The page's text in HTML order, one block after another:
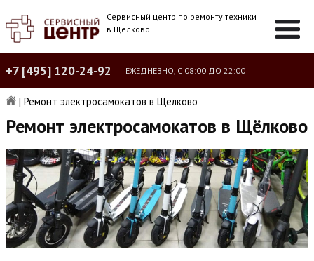
Сервисный центр по ремонту техники
в Щёлково
+7 [495] 120-24-92 ЕЖЕДНЕВНО, С 08:00 ДО 22:00
| Ремонт электросамокатов в Щёлково
Ремонт электросамокатов в Щёлково